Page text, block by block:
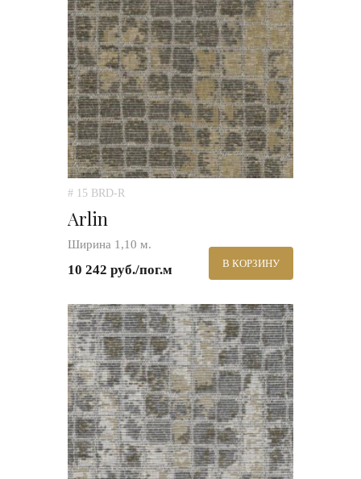
# 15 BRD-R
Arlin
Ширина 1,10 м.
10 242 руб./пог.м В КОРЗИНУ